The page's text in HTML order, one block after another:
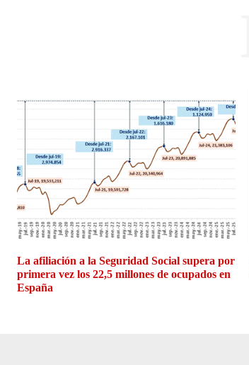
La afiliación a la Seguridad Social supera por
primera vez los 22,5 millones de ocupados en
España